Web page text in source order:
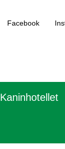
Facebook
Kaninhotellet